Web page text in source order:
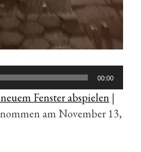
00:00
Fenster abspielen |
am November 13,